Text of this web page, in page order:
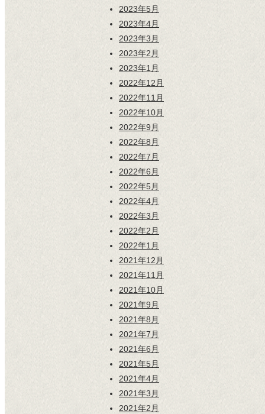
2023年5月
2023年4月
2023年3月
2023年2月
2023年1月
2022年12月
2022年11月
2022年10月
2022年9月
2022年8月
2022年7月
2022年6月
2022年5月
2022年4月
2022年3月
2022年2月
2022年1月
2021年12月
2021年11月
2021年10月
2021年9月
2021年8月
2021年7月
2021年6月
2021年5月
2021年4月
2021年3月
2021年2月